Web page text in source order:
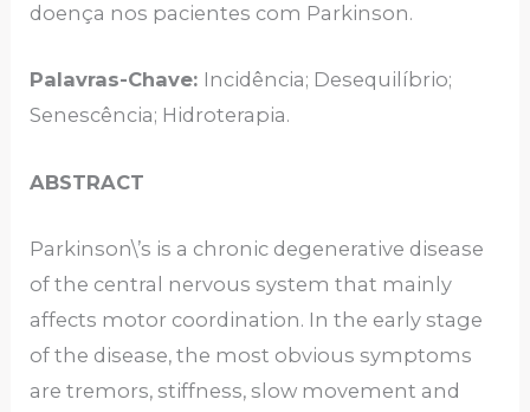
doença nos pacientes com Parkinson.
Palavras-Chave: Incidência; Desequilíbrio;
Senescência; Hidroterapia.
ABSTRACT
Parkinson\’s is a chronic degenerative disease
of the central nervous system that mainly
affects motor coordination. In the early stage
of the disease, the most obvious symptoms
are tremors, stiffness, slow movement and